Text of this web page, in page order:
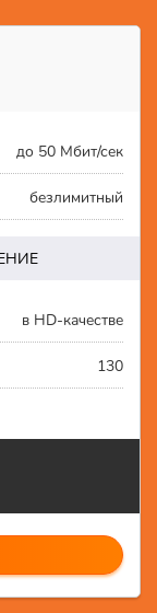
до 50 Мбит/сек
безлимитный
в HD-качестве
130